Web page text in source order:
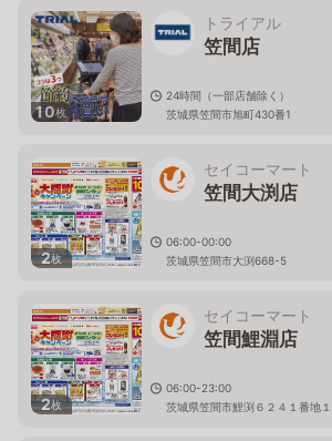
10枚
トライアル
笠間店
24時間（一部店舗除く）
茨城県笠間市旭町430番1
2枚
セイコーマート
笠間大渕店
06:00-00:00
茨城県笠間市大渕668-5
2枚
セイコーマート
笠間鯉淵店
06:00-23:00
茨城県笠間市鯉渕６２４１番地１